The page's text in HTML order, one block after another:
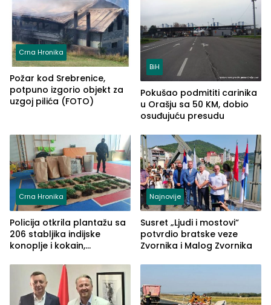
Crna Hronika
Požar kod Srebrenice,
potpuno izgorio objekt za
uzgoj pilića (FOTO)
BiH
Pokušao podmititi carinika
u Orašju sa 50 KM, dobio
osuđujuću presudu
Crna Hronika
Policija otkrila plantažu sa
206 stabljika indijske
konoplje i kokain,
(FOTO)
Najnovije
Susret „Ljudi i mostovi“
potvrdio bratske veze
Zvornika i Malog Zvornika